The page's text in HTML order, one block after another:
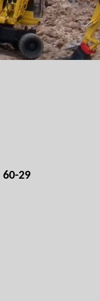
60-29